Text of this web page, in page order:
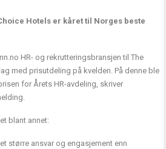
Hotels er kåret til Norges beste
HR- og rekrutteringsbransjen til The
med prisutdeling på kvelden. På denne ble
for Årets HR-avdeling, skriver
blant annet:
større ansvar og engasjement enn